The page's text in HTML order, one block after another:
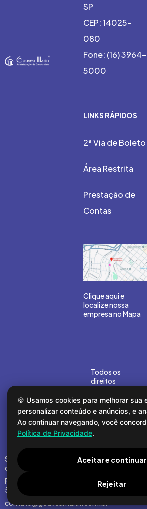
Segunda a sexta
das 8h30 às 17h
Fone: (16) 3964-
5000
contato@gouveamarin.com.br
SP
CEP: 14025-
080
Fone: (16) 3964-
5000
LINKS RÁPIDOS
2ª Via de Boleto
Área Restrita
Prestação de
Contas
Clique aqui e
localize nossa
empresa no Mapa
🍪 Usamos cookies para melhorar sua
personalizar conteúdo e anúncios, e
Ao continuar navegando, você
Política de Privacidade.
Aceitar e continuar
Rejeitar
Todos os
direitos
©Gouvea
Marin 2026.
Desenvolvido
porCOMPOR